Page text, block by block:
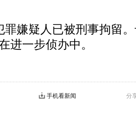
嫌疑人已被刑事拘留。
进一步侦办中。
分
手机看新闻